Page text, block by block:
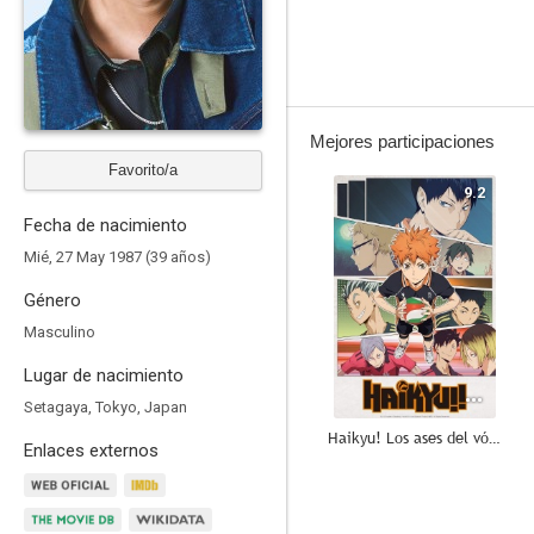
Favorito/a
Fecha de nacimiento
Mié, 27 May 1987 (39 años)
Género
Masculino
Lugar de nacimiento
Setagaya, Tokyo, Japan
Enlaces externos
Mejores participaciones
9.2
Haikyu! Los ases del vóley